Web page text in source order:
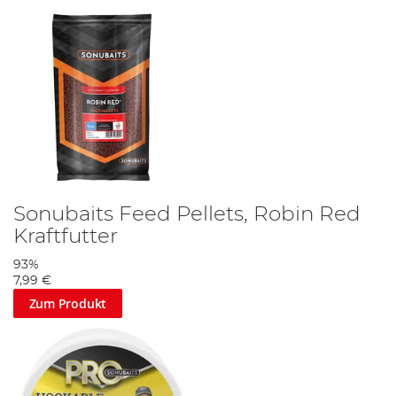
Sonubaits Feed Pellets, Robin Red
Kraftfutter
93%
7,99 €
Zum Produkt